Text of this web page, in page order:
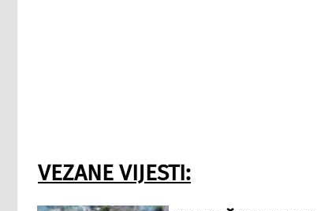
VEZANE VIJESTI: